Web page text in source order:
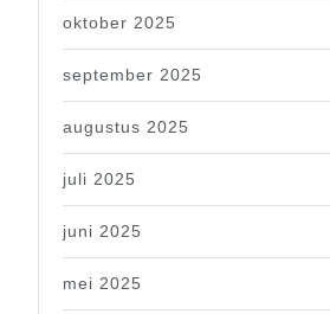
oktober 2025
september 2025
augustus 2025
juli 2025
juni 2025
mei 2025